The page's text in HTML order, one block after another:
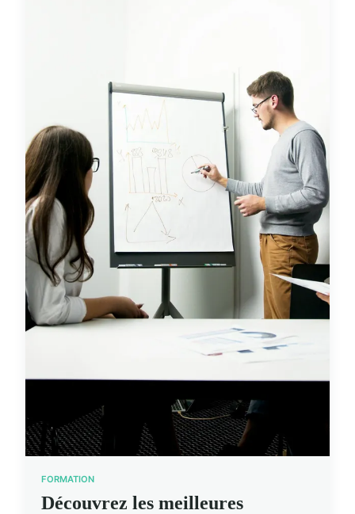
FORMATION
Découvrez les meilleures